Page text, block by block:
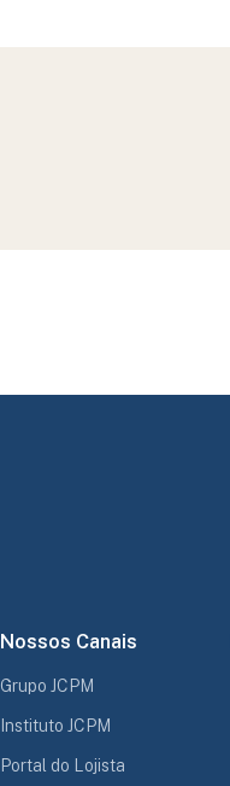
Nossos Canais
Grupo JCPM
Instituto JCPM
Portal do Lojista